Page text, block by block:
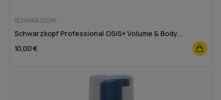
SCHWARZKOPF
Schwarzkopf Professional OSiS+ Volume & Body...
10,00 €